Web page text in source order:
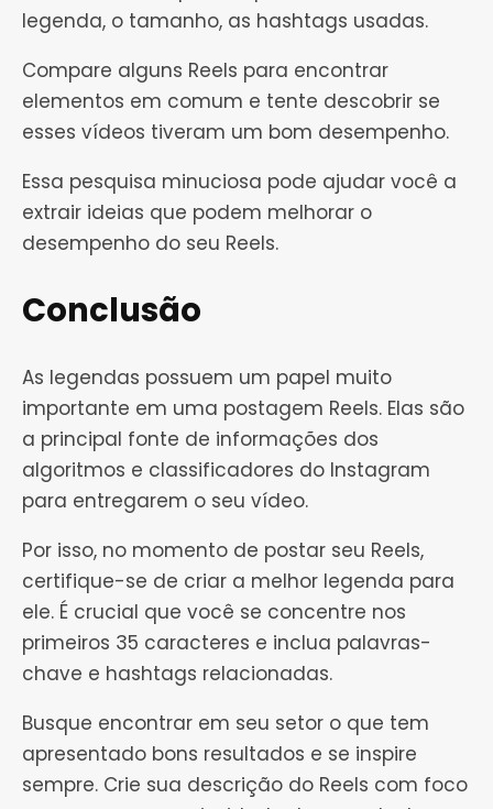
legenda, o tamanho, as hashtags usadas.
Compare alguns Reels para encontrar
elementos em comum e tente descobrir se
esses vídeos tiveram um bom desempenho.
Essa pesquisa minuciosa pode ajudar você a
extrair ideias que podem melhorar o
desempenho do seu Reels.
Conclusão
As legendas possuem um papel muito
importante em uma postagem Reels. Elas são
a principal fonte de informações dos
algoritmos e classificadores do Instagram
para entregarem o seu vídeo.
Por isso, no momento de postar seu Reels,
certifique-se de criar a melhor legenda para
ele. É crucial que você se concentre nos
primeiros 35 caracteres e inclua palavras-
chave e hashtags relacionadas.
Busque encontrar em seu setor o que tem
apresentado bons resultados e se inspire
sempre. Crie sua descrição do Reels com foco